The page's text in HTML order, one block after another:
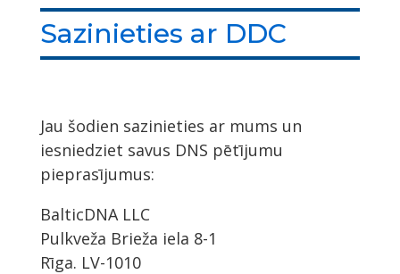
Sazinieties ar DDC
Jau šodien sazinieties ar mums un
iesniedziet savus DNS pētījumu
pieprasījumus:
BalticDNA LLC
Pulkveža Brieža iela 8-1
Rīga. LV-1010